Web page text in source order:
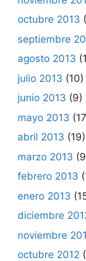
octubre 2013
septiembre
agosto 2013
julio 2013 (10)
junio 2013 (9)
mayo 2013
abril 2013 (19)
marzo 2013
febrero 2013
enero 2013
diciembre
noviembre
octubre 2012